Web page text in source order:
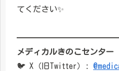
てください✨
メディカルきのこセンター（
🐦 X（旧Twitter）: